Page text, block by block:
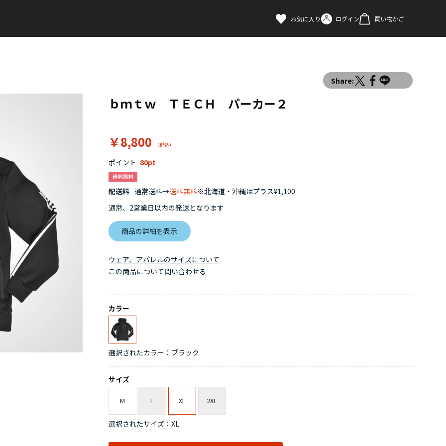
お気に入り ログイン 買い物かご
Share:
ｂｍｔｗ ＴＥＣＨ パーカー２
￥8,800
ポイント 80
配送料 通常送料→送料無料※北海道・沖縄はプラス¥1,100
通常、2営業日以内の発送となります
商品の詳細を表示
ウェア、アパレルのサイズについて
カラー
選択されたカラー：ブラック
サイズ
M L XL 2XL
選択されたサイズ：XL
この商品について問い合わせる